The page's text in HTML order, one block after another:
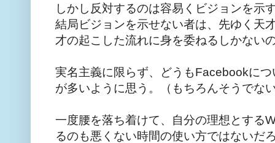
しかし反対するのは容易くビジョンを示
結局ビジョンを示せない者は、先ゆく天
才の起こした流れに身を委ねるしかない
実名主義に限らず、どうもFacebookに
が多いように思う。（もちろんそうでな
一度腰を落ち着けて、自分の理想とする
るのも悪くない時間の使い方ではないだ